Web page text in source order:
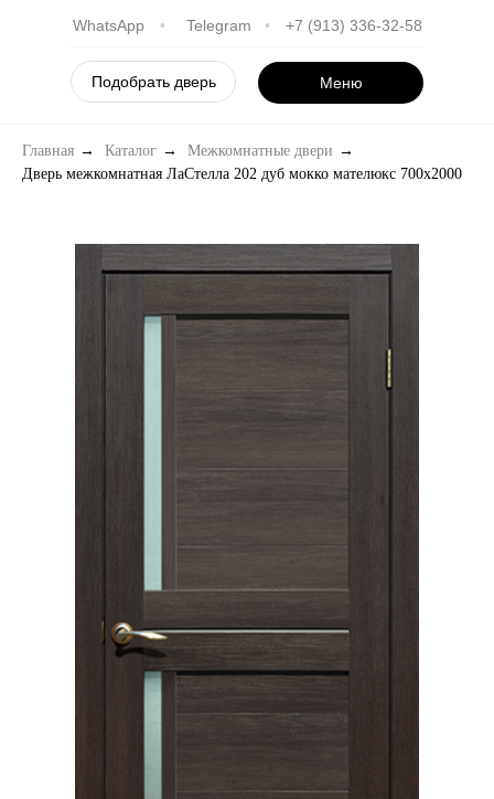
WhatsApp •
Telegram
• +7 (913) 336-32-58
Подобрать дверь Меню
Главная → Каталог → Межкомнатные двери →
Дверь межкомнатная ЛаСтелла 202 дуб мокко мателюкс 700х2000